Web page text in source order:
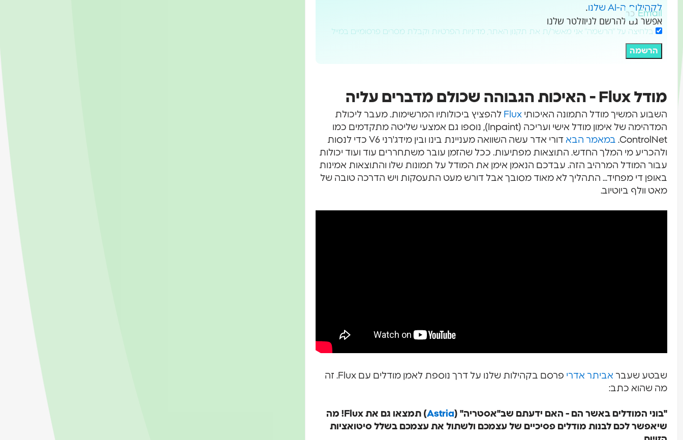
לקהילות ה-AI שלנו
.
אפשר גם להרשם לניוזלטר שלנו
Email
בלחיצה על "הרשמה" אני מאשר/ת את תקנון האתר, מדיניות הפרטיות וקבלת מסרים פרסומיים במייל
הרשמה
מודל Flux - האיכות הגבוהה שכולם מדברים עליה
השבוע המשיך מודל התמונה האיכותי Flux להפציץ ביכולותיו המרשימות. מעבר ליכולת
המדהימה של אימון מודל אישי ועריכה (Inpaint), נוספו גם אמצעי שליטה מתקדמים כמו
ControlNet. במאמר הבא
דורי אדר עשה השוואה מעניינת בינו ובין מידג'רני V6 כדי לנסות
ולהכריע מי המלך החדש. התוצאות מפתיעות. ככל שהזמן עובר משתחררים עוד ועוד יכולות
עבור המודל המרהיב הזה. עבדכם הנאמן אימן את המודל על תמונות שלו והתוצאות אמינות
באופן די מפחיד... התהליך לא מאוד מסובך אבל דורש מעט התעסקות ויש הדרכה טובה של
מאט וולף ביוטיוב.
שבטע שעבר אביתר אדרי
פרסם בקהילות שלנו על דרך נוספת לאמן מודלים עם Flux. זה
מה שהוא כתב:
"בוני המודלים באשר הם - האם ידעתם שב"אסטריה" (Astria
) תמצאו גם את Flux! מה
שיאפשר לכם לבנות מודלים פסיכיים של עצמכם ולשתול את עצמכם בשלל סיטואציות